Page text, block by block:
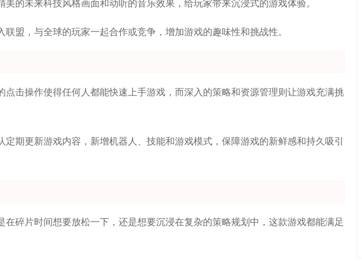
美的未来科技风格画面和动听的音乐效果，给玩家带来沉浸式的游戏体验。
联盟，与全球的玩家一起合作或竞争，增加游戏的趣味性和挑战性。
点击操作使得任何人都能快速上手游戏，而深入的策略和资源管理则让游戏充满挑
定期更新游戏内容，新增机器人、技能和游戏模式，保障游戏的新鲜感和持久吸引
在碎片时间想要放松一下，还是想要沉浸在复杂的策略规划中，这款游戏都能满足